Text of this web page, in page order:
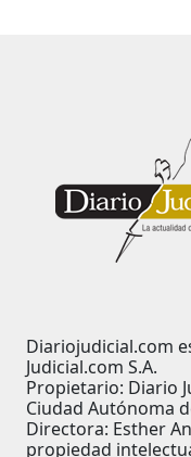
Diariojudicial.com
Judicial.com S.A.
Propietario: Diario
Ciudad Autónoma
Directora: Esther
propiedad